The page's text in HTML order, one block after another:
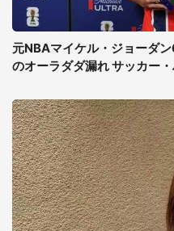
元NBAマイケル・ジョーダ
のオーラダダ漏れ サッカー